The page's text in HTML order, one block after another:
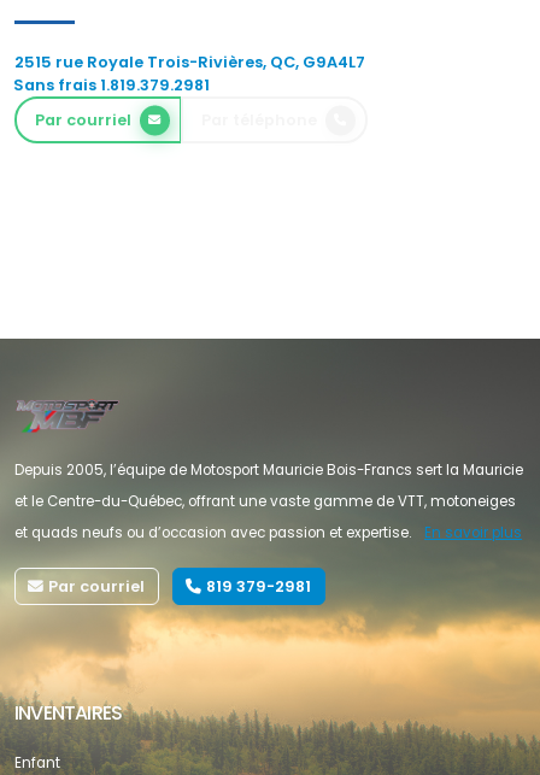
2515 rue Royale Trois-Rivières, QC, G9A4L7
Sans frais 1.819.379.2981
Par courriel
Depuis 2005, l’équipe de Motosport Mauricie Bois-Francs sert la Mauricie
et le Centre-du-Québec, offrant une vaste gamme de VTT, motoneiges
et quads neufs ou d’occasion avec passion et expertise.
En savoir plus
Par courriel 819 379-2981
INVENTAIRES
Enfant